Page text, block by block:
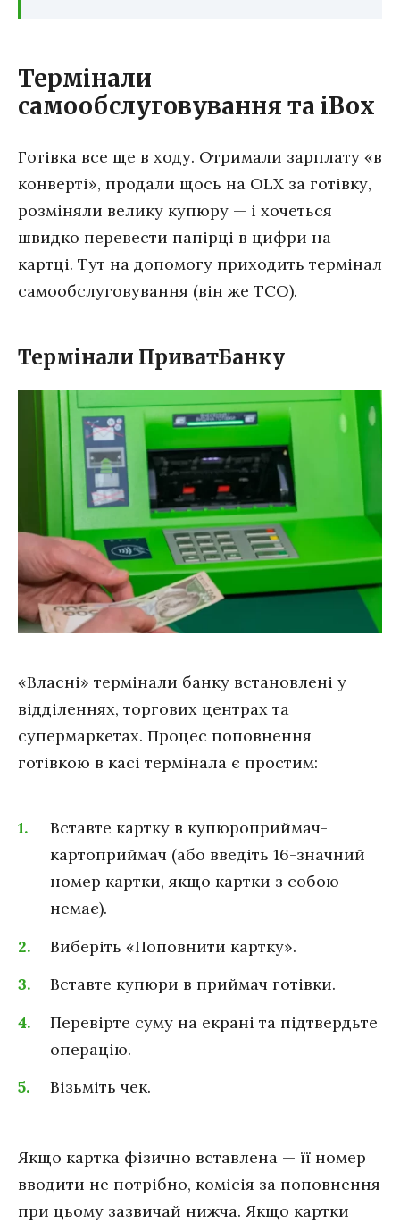
Термінали
самообслуговування та iBox
Готівка все ще в ходу. Отримали зарплату «в
конверті», продали щось на OLX за готівку,
розміняли велику купюру — і хочеться
швидко перевести папірці в цифри на
картці. Тут на допомогу приходить термінал
самообслуговування (він же ТСО).
Термінали ПриватБанку
«Власні» термінали банку встановлені у
відділеннях, торгових центрах та
супермаркетах. Процес поповнення
готівкою в касі термінала є простим:
Вставте картку в купюроприймач-
картоприймач (або введіть 16-значний
номер картки, якщо картки з собою
немає).
Виберіть «Поповнити картку».
Вставте купюри в приймач готівки.
Перевірте суму на екрані та підтвердьте
операцію.
Візьміть чек.
Якщо картка фізично вставлена — її номер
вводити не потрібно, комісія за поповнення
при цьому зазвичай нижча. Якщо картки